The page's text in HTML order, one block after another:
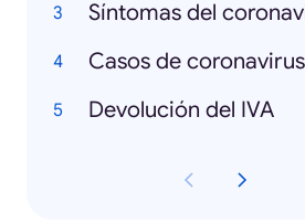
Devolución del IVA